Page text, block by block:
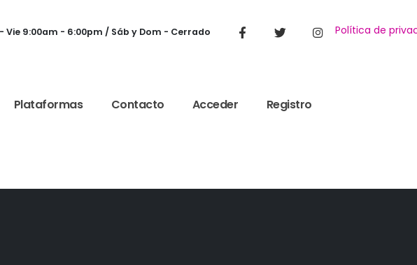
Vie 9:00am - 6:00pm / Sáb y Dom - Cerrado Política de
Plataformas Contacto Acceder Registro